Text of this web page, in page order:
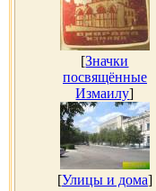
[Значки
посвящённые
Измаилу]
[Улицы и дома]